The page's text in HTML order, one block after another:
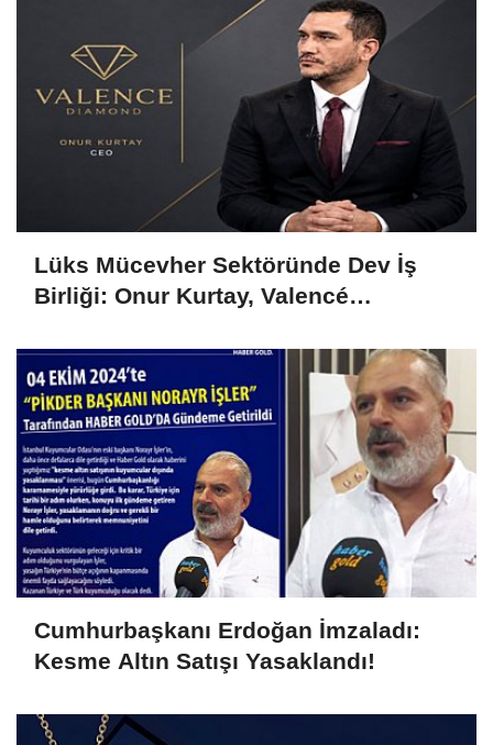
Lüks Mücevher Sektöründe Dev İş
Birliği: Onur Kurtay, Valencé
Oldu!
Cumhurbaşkanı Erdoğan İmzaladı:
Kesme Altın Satışı Yasaklandı!